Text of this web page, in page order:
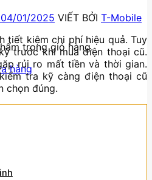
trong giỏ hàng.
hàng
04/01/2025 VIẾT BỞI T-Mobile
tiết kiệm chi phí hiệu quả. Tuy
trước khi mua điện thoại cũ.
rủi ro mất tiền và thời gian.
tra kỹ càng điện thoại cũ
chọn đúng.